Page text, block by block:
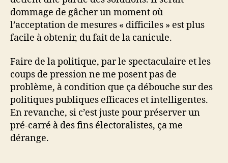
dommage de gâcher un moment où
l’acceptation de mesures « difficiles » est plus
facile à obtenir, du fait de la canicule.
Faire de la politique, par le spectaculaire et les
coups de pression ne me posent pas de
problème, à condition que ça débouche sur des
politiques publiques efficaces et intelligentes.
En revanche, si c’est juste pour préserver un
pré-carré à des fins électoralistes, ça me
dérange.